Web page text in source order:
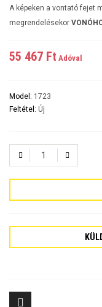
A képeken a vontató fejet
megrendelésekor
55 467 Ft‎ Adóval
Model: 1723
Feltétel: Új